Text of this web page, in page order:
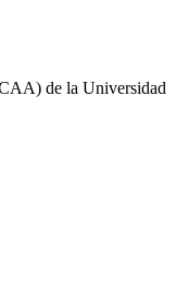
de la Universidad